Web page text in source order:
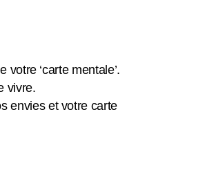
‘carte mentale’.
vivre.
envies et votre carte